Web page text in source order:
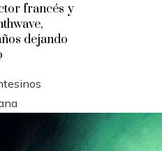
francés y
dejando